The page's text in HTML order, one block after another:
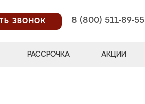
ЗВОНОК
8 (800) 511-89-55
РАССРОЧКА АКЦИИ